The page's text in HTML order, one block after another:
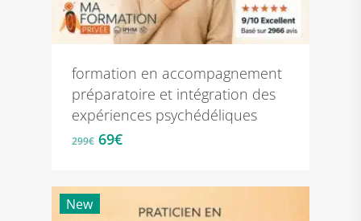
formation en accompagnement
préparatoire et intégration des
expériences psychédéliques
299€ Le
était :
69€Le
est :
69€.
New